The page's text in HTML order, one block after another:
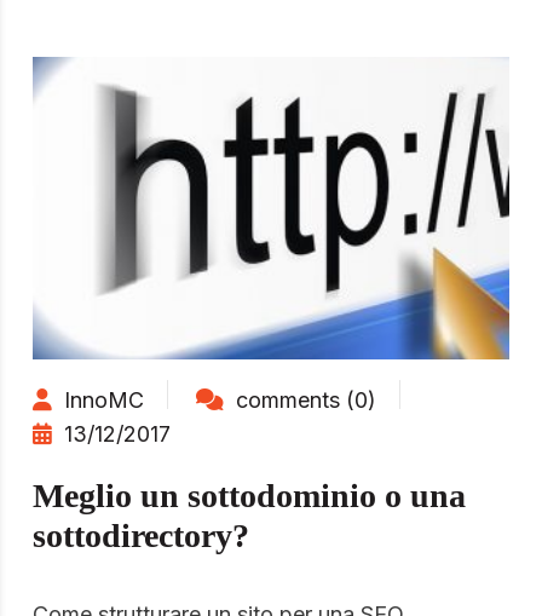
InnoMC
comments (0)
13/12/2017
Meglio un sottodominio o una
sottodirectory?